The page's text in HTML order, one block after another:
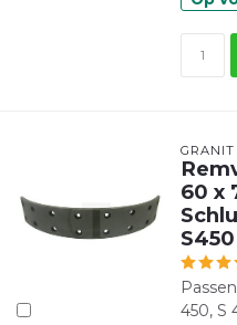
GRANIT
60 x
450, S